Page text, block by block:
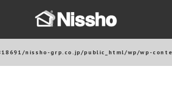
nissho-grp.co.jp/public_html/wp/wp-